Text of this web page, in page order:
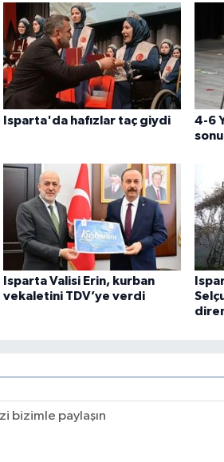
Isparta'da hafızlar taç giydi
4-6
Isparta Valisi Erin, kurban
vekaletini TDV’ye verdi